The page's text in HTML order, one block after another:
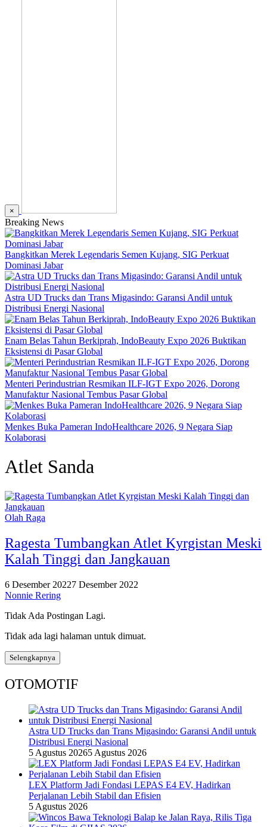
×
Breaking News
Bangkitkan Merek Legendaris Semen Kujang, SIG Perkuat
Dominasi Jabar
Astra UD Trucks dan Trans Migasindo: Garansi Andil untuk
Distribusi Energi Nasional
Enam Belas Tahun Berkiprah, IndoBeauty Expo 2026 Buktikan
Eksistensi di Pasar Global
Menteri Perindustrian Resmikan ILF-IGT Expo 2026, Dorong
Manufaktur Nasional Tembus Pasar Global
Menkes Buka Pameran IndoHealthcare 2026, 9 Negara Siap
Kolaborasi
Atlet Sanda
Olah Raga
Ragesta Tumbangkan Atlet Kyrgistan Meski
Kalah Tinggi dan Jangkauan
6 Desember 20227 Desember 2022
Nonnie Rering
Tidak Ada Postingan Lagi.
Tidak ada lagi halaman untuk dimuat.
Selengkapnya
OTOMOTIF
Astra UD Trucks dan Trans Migasindo: Garansi Andil untuk
Distribusi Energi Nasional
5 Agustus 20265 Agustus 2026
LEX Platform Jadi Fondasi LEPAS E4 EV, Hadirkan
Perjalanan Lebih Stabil dan Efisien
5 Agustus 2026